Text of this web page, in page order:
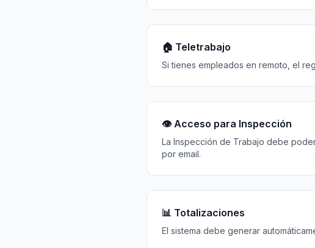
🏠 Teletrabajo
Si tienes empleados en remoto, el
👁️ Acceso para Inspección
La Inspección de Trabajo debe
por email.
📊 Totalizaciones
El sistema debe generar